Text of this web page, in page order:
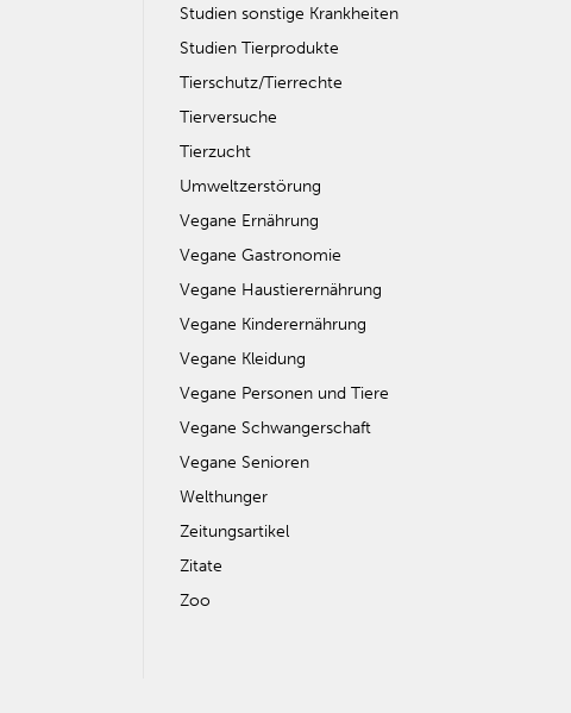
Studien sonstige Krankheiten
Studien Tierprodukte
Tierschutz/Tierrechte
Tierversuche
Tierzucht
Umweltzerstörung
Vegane Ernährung
Vegane Gastronomie
Vegane Haustierernährung
Vegane Kinderernährung
Vegane Kleidung
Vegane Personen und Tiere
Vegane Schwangerschaft
Vegane Senioren
Welthunger
Zeitungsartikel
Zitate
Zoo